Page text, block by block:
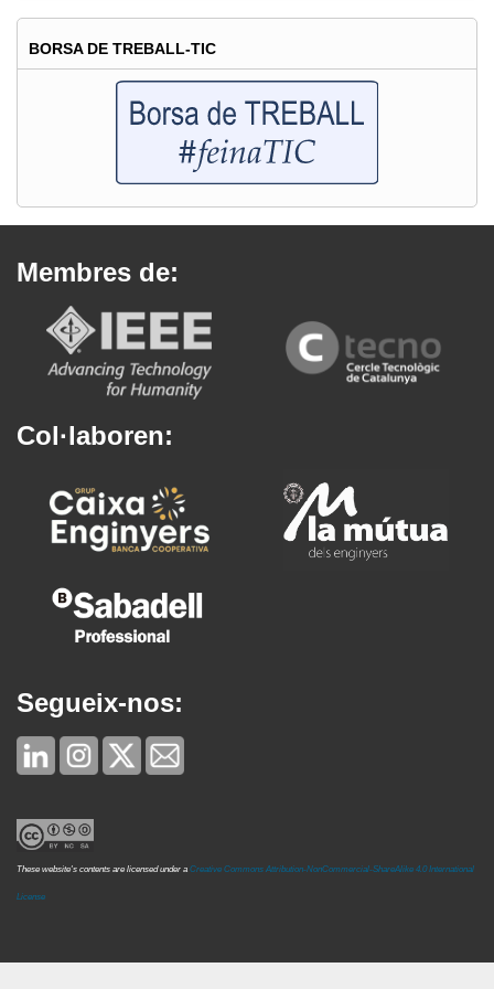
BORSA DE TREBALL-TIC
Membres de:
Col·laboren:
Segueix-nos:
These website's contents are licensed under a Creative Commons Attribution-NonCommercial-ShareAlike 4.0 International
License